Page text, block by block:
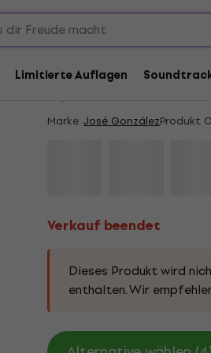
Limitierte Auflagen
Verkauf beendet
José González -
Marke:José GonzálezProdukt
Verkauf beendet
Dieses Produkt wird
enthalten. Wir